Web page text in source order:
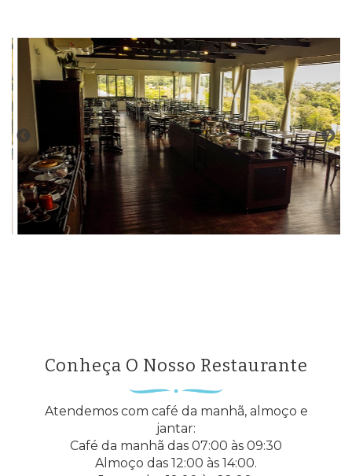
Conheça O Nosso Restaurante
Atendemos com café da manhã, almoço e
jantar:
Café da manhã das 07:00 às 09:30
Almoço das 12:00 às 14:00.